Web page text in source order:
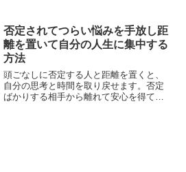
談を交えて、今日からできる簡単な実践
法を詳しく解説します。
否定されてつらい悩みを手放し距
離を置いて自分の人生に集中する
方法
頭ごなしに否定する人と距離を置くと、
自分の思考と時間を取り戻せます。否定
ばかりする相手から離れて安心を得て、